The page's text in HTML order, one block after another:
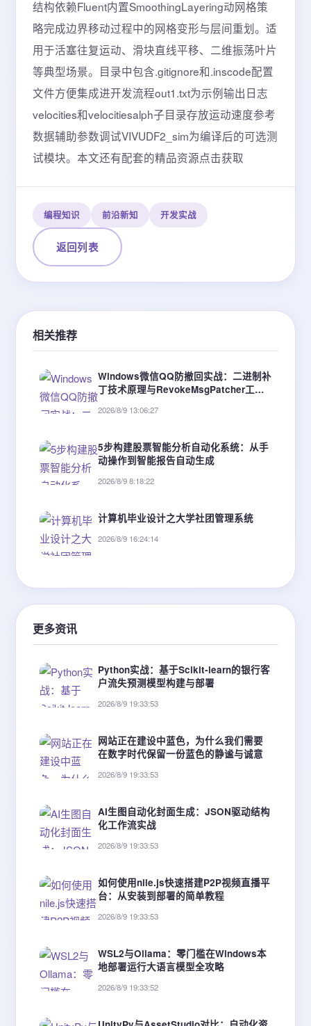
编程知识 前沿新知 开发实战
返回列表
相关推荐
Windows微信QQ防撤回实战：二进制补
丁技术原理与RevokeMsgPatcher工具
2026/8/9 13:06:27
5步构建股票智能分析自动化系统：从手
动操作到智能报告自动生成
2026/8/9 8:18:22
计算机毕业设计之大学社团管理系统
2026/8/9 16:24:14
更多资讯
Python实战：基于Scikit-learn的银行客
户流失预测模型构建与部署
2026/8/9 19:33:53
网站正在建设中蓝色，为什么我们需要
在数字时代保留一份蓝色的静谧与诚意
2026/8/9 19:33:53
AI生图自动化封面生成：JSON驱动结构
化工作流实战
2026/8/9 19:33:53
如何使用nile.js快速搭建P2P视频直播平
台：从安装到部署的简单教程
2026/8/9 19:33:53
WSL2与Ollama：零门槛在Windows本
地部署运行大语言模型全攻略
2026/8/9 19:33:52